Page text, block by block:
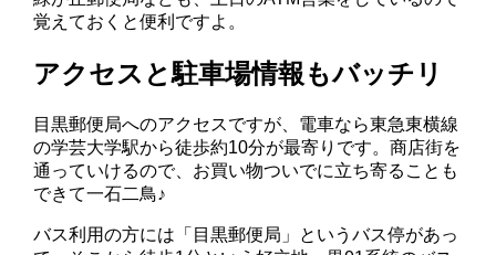
覚えておくと便利ですよ。
アクセスと駐車場情報もバッチリ
目黒郵便局へのアクセスですが、電車なら東急東横線
の学芸大学駅から徒歩約10分が最寄りです。商店街を
通っていけるので、お買い物ついでに立ち寄ることも
できて一石二鳥♪
バス利用の方には「目黒郵便局」というバス停があっ